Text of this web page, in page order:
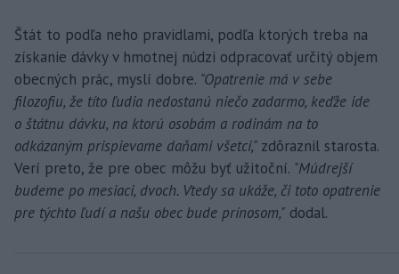
Štát to podľa neho pravidlami, podľa ktorých treba na
získanie dávky v hmotnej núdzi odpracovať určitý objem
obecných prác, myslí dobre. "Opatrenie má v sebe
filozofiu, že títo ľudia nedostanú niečo zadarmo, keďže ide
o štátnu dávku, na ktorú osobám a rodinám na to
odkázaným prispievame daňami všetci," zdôraznil starosta.
Verí preto, že pre obec môžu byť užitoční. "Múdrejší
budeme po mesiaci, dvoch. Vtedy sa ukáže, či toto opatrenie
pre týchto ľudí a našu obec bude prínosom," dodal.